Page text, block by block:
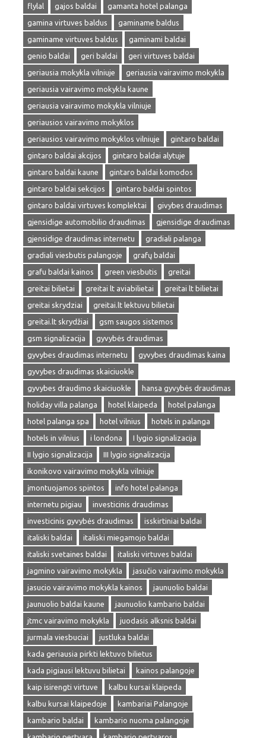
flylal
gajos baldai
gamanta hotel palanga
gamina virtuves baldus
gaminame baldus
gaminame virtuves baldus
gaminami baldai
genio baldai
geri baldai
geri virtuves baldai
geriausia mokykla vilniuje
geriausia vairavimo mokykla
geriausia vairavimo mokykla kaune
geriausia vairavimo mokykla vilniuje
geriausios vairavimo mokyklos
geriausios vairavimo mokyklos vilniuje
gintaro baldai
gintaro baldai akcijos
gintaro baldai alytuje
gintaro baldai kaune
gintaro baldai komodos
gintaro baldai sekcijos
gintaro baldai spintos
gintaro baldai virtuves komplektai
givybes draudimas
gjensidige automobilio draudimas
gjensidige draudimas
gjensidige draudimas internetu
gradiali palanga
gradiali viesbutis palangoje
grafų baldai
grafu baldai kainos
green viesbutis
greitai
greitai bilietai
greitai lt aviabilietai
greitai lt bilietai
greitai skrydziai
greitai.lt lektuvu bilietai
greitai.lt skrydžiai
gsm saugos sistemos
gsm signalizacija
gyvybės draudimas
gyvybes draudimas internetu
gyvybes draudimas kaina
gyvybes draudimas skaiciuokle
gyvybes draudimo skaiciuokle
hansa gyvybės draudimas
holiday villa palanga
hotel klaipeda
hotel palanga
hotel palanga spa
hotel vilnius
hotels in palanga
hotels in vilnius
i londona
I lygio signalizacija
II lygio signalizacija
III lygio signalizacija
ikonikovo vairavimo mokykla vilniuje
įmontuojamos spintos
info hotel palanga
internetu pigiau
investicinis draudimas
investicinis gyvybės draudimas
isskirtiniai baldai
italiski baldai
italiski miegamojo baldai
italiski svetaines baldai
italiski virtuves baldai
jagmino vairavimo mokykla
jasučio vairavimo mokykla
jasucio vairavimo mokykla kainos
jaunuolio baldai
jaunuolio baldai kaune
jaunuolio kambario baldai
jtmc vairavimo mokykla
juodasis alksnis baldai
jurmala viesbuciai
justluka baldai
kada geriausia pirkti lektuvo bilietus
kada pigiausi lektuvu bilietai
kainos palangoje
kaip isirengti virtuve
kalbu kursai klaipeda
kalbu kursai klaipedoje
kambariai Palangoje
kambario baldai
kambario nuoma palangoje